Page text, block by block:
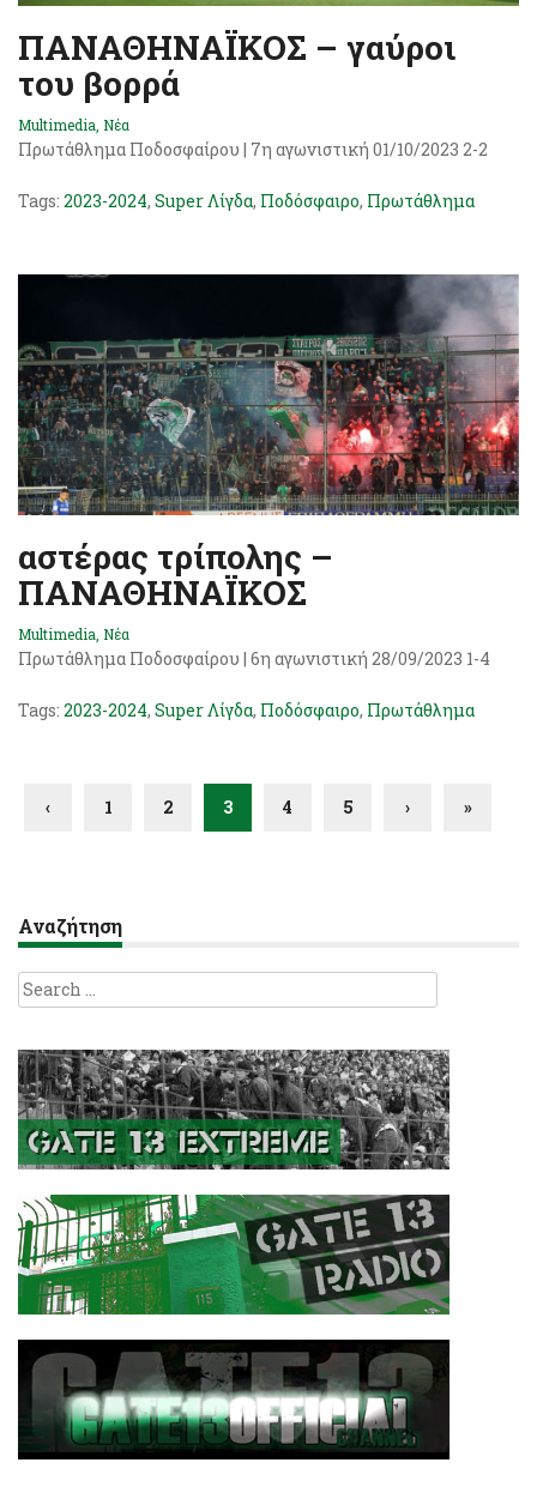
ΠΑΝΑΘΗΝΑΪΚΟΣ – γαύροι
του βορρά
Multimedia, Νέα
Πρωτάθλημα Ποδοσφαίρου | 7η αγωνιστική 01/10/2023 2-2
Tags: 2023-2024, Super Λίγδα, Ποδόσφαιρο, Πρωτάθλημα
αστέρας τρίπολης –
ΠΑΝΑΘΗΝΑΪΚΟΣ
Multimedia Νέα
Πρωτάθλημα Ποδοσφαίρου | 6η αγωνιστική 28/09/2023 1-4
Tags: 2023-2024, Super Λίγδα, Ποδόσφαιρο, Πρωτάθλημα
‹ 1 2 3 4 5 › »
Αναζήτηση
Search
for: